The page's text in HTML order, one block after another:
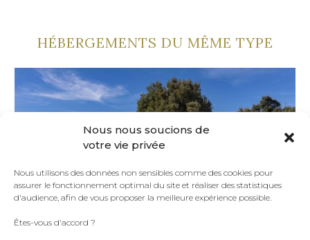
Nous nous soucions de
votre vie privée
Nous utilisons des données non sensibles comme des cookies pour
assurer le fonctionnement optimal du site et réaliser des statistiques
d'audience, afin de vous proposer la meilleure expérience possible.
Êtes-vous d'accord ?
HÉBERGEMENTS DU MÊME TYPE